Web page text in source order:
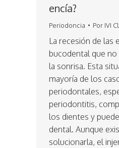
encía?
Periodoncia Por IVI
La recesión de las
bucodental que
la sonrisa. Esta
mayoría de los
periodontales,
periodontitis,
los dientes y
dental. Aunque
solucionarla, el